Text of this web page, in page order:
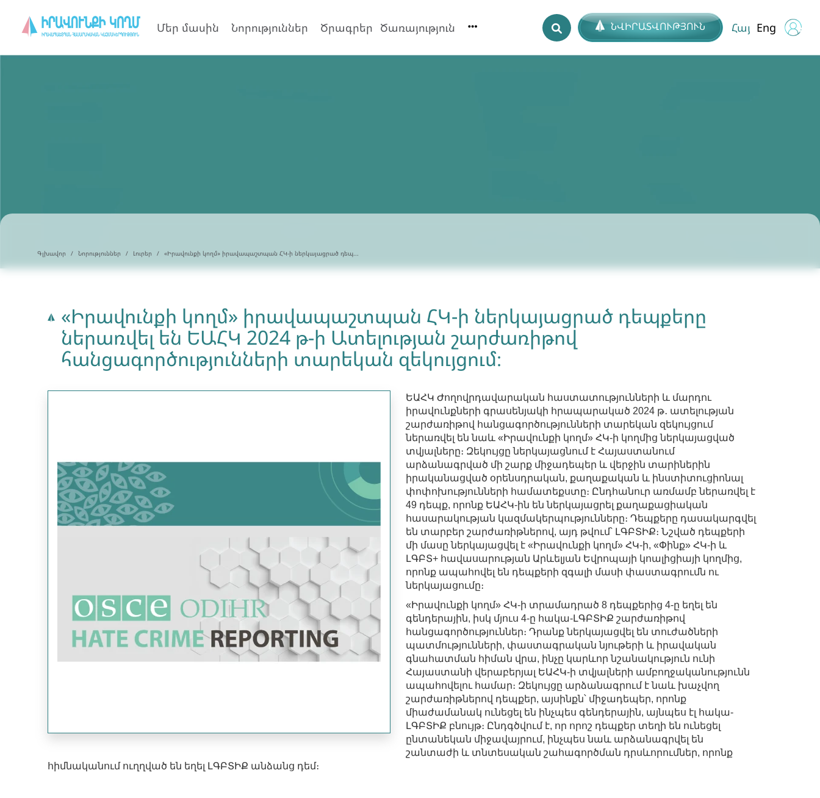
Մեր մասին Նորություններ Ծրագրեր Ծառայություն ՆՎԻՐԱՏՎՈՒԹՅՈՒՆ Հայ Eng
Գլխավոր Նորություններ Լուրեր «Իրավունքի կողմ» իրավապաշտպան ՀԿ-ի ներկայացրած դեպ...
«Իրավունքի կողմ» իրավապաշտպան ՀԿ-ի ներկայացրած դեպքերը
ներառվել են ԵԱՀԿ 2024 թ-ի Ատելության շարժառիթով
հանցագործությունների տարեկան զեկույցում։
ԵԱՀԿ Ժողովրդավարական հաստատությունների և մարդու
իրավունքների գրասենյակի հրապարակած 2024 թ․ ատելության
շարժառիթով հանցագործությունների տարեկան զեկույցում
ներառվել են նաև «Իրավունքի կողմ» ՀԿ-ի կողմից ներկայացված
տվյալները։ Զեկույցը ներկայացնում է Հայաստանում
արձանագրված մի շարք միջադեպեր և վերջին տարիներին
իրականացված օրենսդրական, քաղաքական և ինստիտուցիոնալ
փոփոխությունների համատեքստը։ Ընդհանուր առմամբ ներառվել է
49 դեպք, որոնք ԵԱՀԿ-ին են ներկայացրել քաղաքացիական
հասարակության կազմակերպությունները։ Դեպքերը դասակարգվել
են տարբեր շարժառիթներով, այդ թվում՝ ԼԳԲՏԻՔ։ Նշված դեպքերի
մի մասը ներկայացվել է «Իրավունքի կողմ» ՀԿ-ի, «Փինք» ՀԿ-ի և
ԼԳԲՏ+ հավասարության Արևելյան Եվրոպայի կոալիցիայի կողմից,
որոնք ապահովել են դեպքերի զգալի մասի փաստագրումն ու
ներկայացումը։
«Իրավունքի կողմ» ՀԿ-ի տրամադրած 8 դեպքերից 4-ը եղել են
գենդերային, իսկ մյուս 4-ը հակա-ԼԳԲՏԻՔ շարժառիթով
հանցագործություններ։ Դրանք ներկայացվել են տուժածների
պատմությունների, փաստագրական նյութերի և իրավական
գնահատման հիման վրա, ինչը կարևոր նշանակություն ունի
Հայաստանի վերաբերյալ ԵԱՀԿ-ի տվյալների ամբողջականությունն
ապահովելու համար։ Զեկույցը արձանագրում է նաև խաչվող
շարժառիթներով դեպքեր, այսինքն՝ միջադեպեր, որոնք
միաժամանակ ունեցել են ինչպես գենդերային, այնպես էլ հակա-
ԼԳԲՏԻՔ բնույթ։ Ընդգծվում է, որ որոշ դեպքեր տեղի են ունեցել
ընտանեկան միջավայրում, ինչպես նաև արձանագրվել են
շանտաժի և տնտեսական շահագործման դրսևորումներ, որոնք
հիմնականում ուղղված են եղել ԼԳԲՏԻՔ անձանց դեմ։